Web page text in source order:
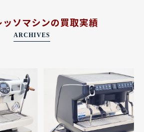
ッソマシンの買取実績
ARCHIVES